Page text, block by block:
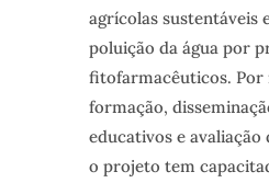
agrícolas sustentáveis
poluição da água por
fitofarmacêuticos. Por
formação,
educativos e avaliação
o projeto tem